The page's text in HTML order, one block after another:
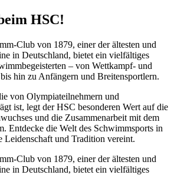
HSC!
Club von 1879, einer der ältesten und
in Deutschland, bietet ein vielfältiges
– von Wettkampf- und
hin zu Anfängern und Breitensportlern.
von Olympiateilnehmern und
ist, legt der HSC besonderen Wert auf die
und die Zusammenarbeit mit dem
Entdecke die Welt des Schwimmsports in
Leidenschaft und Tradition vereint.
Club von 1879, einer der ältesten und
in Deutschland, bietet ein vielfältiges